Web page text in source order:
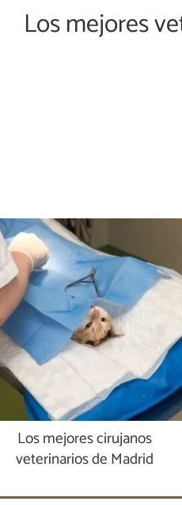
Los mejores
Los mejores cirujanos
veterinarios de Madrid